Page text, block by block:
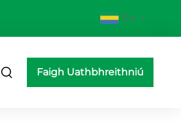
GA
Faigh Uathbhreithniú